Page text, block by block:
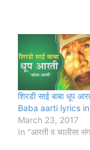
शिरडी साई बाबा धूप
Baba aarti lyrics
March 23, 2017
In "आरती व चालीसा